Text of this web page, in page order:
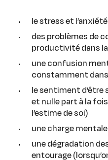
le stress et l’anxiété
des problèmes de
productivité dans
une confusion
constamment
le sentiment
et nulle part à la
l’estime de soi)
une charge
une dégradation
entourage